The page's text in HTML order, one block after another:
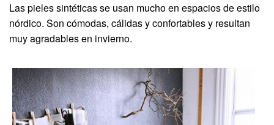
Las pieles sintéticas se usan mucho en espacios de estilo
nórdico. Son cómodas, cálidas y confortables y resultan
muy agradables en invierno.